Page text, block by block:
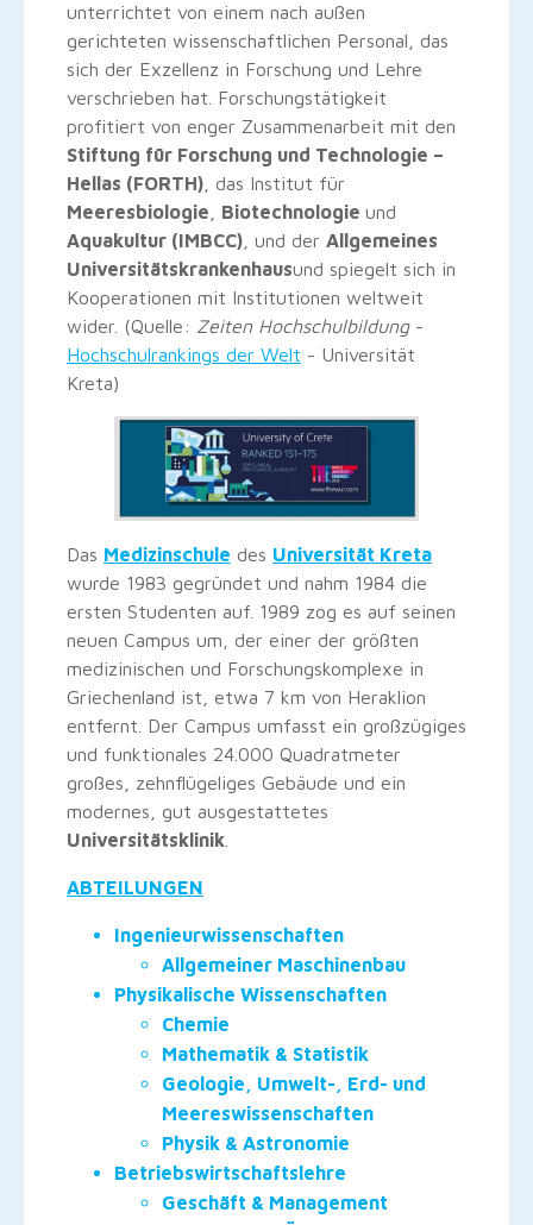
unterrichtet von einem nach außen
gerichteten wissenschaftlichen Personal, das
sich der Exzellenz in Forschung und Lehre
verschrieben hat. Forschungstätigkeit
profitiert von enger Zusammenarbeit mit den
Stiftung für Forschung und Technologie –
Hellas (FORTH) , das Institut für
Meeresbiologie
Biotechnologie und
Aquakultur (IMBCC) , und der Allgemeines
Universitätskrankenhausund spiegelt sich in
Kooperationen mit Institutionen weltweit
wider. (Quelle: Zeiten Hochschulbildung-
Hochschulrankings der Welt - Universität
Kreta)
Das Medizinschule des Universität Kreta
wurde 1983 gegründet und nahm 1984 die
ersten Studenten auf. 1989 zog es auf seinen
neuen Campus um, der einer der größten
medizinischen und Forschungskomplexe in
Griechenland ist, etwa 7 km von Heraklion
entfernt. Der Campus umfasst ein großzügiges
und funktionales 24.000 Quadratmeter
großes, zehnflügeliges Gebäude und ein
modernes, gut ausgestattetes
Universitätsklinik
ABTEILUNGEN
Ingenieurwissenschaften
Allgemeiner Maschinenbau
Physikalische Wissenschaften
Chemie
Mathematik & Statistik
Geologie, Umwelt-, Erd- und
Meereswissenschaften
Physik & Astronomie
Betriebswirtschaftslehre
Geschäft & Management